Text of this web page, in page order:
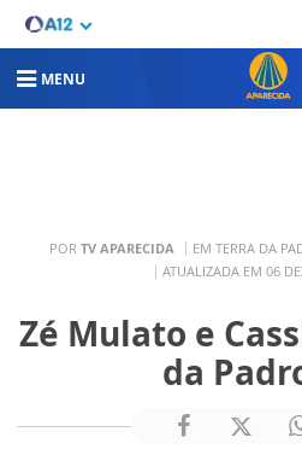
MENU
POR TV APARECIDA EM TERRA DA
ATUALIZADA EM 06
Zé Mulato e
da